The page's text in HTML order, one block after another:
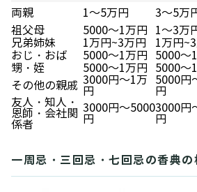
両親 1～5万円 3～5万
祖父母
5000～1万円 1～3万
兄弟姉妹
1万円~3万円 1万円
おじ・おば
5000～1万円 5000～
甥・姪
5000～1万円 5000～
その他の親戚 3000円～1万
円
5000円
円
友人・知人・
恩師・会社関
係者
3000円～5000
円
3000円
円
一周忌・三回忌・七回忌の香典の